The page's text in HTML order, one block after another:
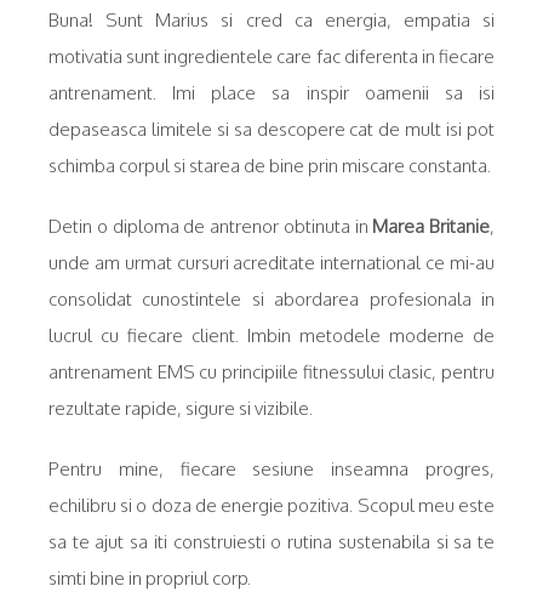
Buna! Sunt Marius si cred ca energia, empatia si
motivatia sunt ingredientele care fac diferenta in fiecare
antrenament. Imi place sa inspir oamenii sa isi
depaseasca limitele si sa descopere cat de mult isi pot
schimba corpul si starea de bine prin miscare constanta.
Detin o diploma de antrenor obtinuta in Marea Britanie,
unde am urmat cursuri acreditate international ce mi-au
consolidat cunostintele si abordarea profesionala in
lucrul cu fiecare client. Imbin metodele moderne de
antrenament EMS cu principiile fitnessului clasic, pentru
rezultate rapide, sigure si vizibile.
Pentru mine, fiecare sesiune inseamna progres,
echilibru si o doza de energie pozitiva. Scopul meu este
sa te ajut sa iti construiesti o rutina sustenabila si sa te
simti bine in propriul corp.